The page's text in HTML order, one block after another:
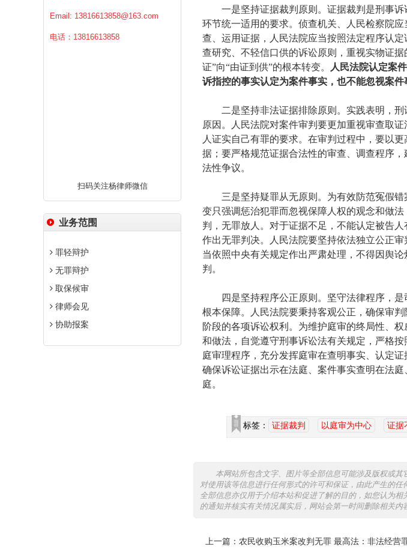
Email: 13816613858@163.com
电话：13816613858
扫码关注杨律师微信
业务范围
罪轻辩护
无罪辩护
取保候审
律师会见
协助报案
一是坚持证据裁判原则。证据裁判是刑事诉
环节统一适用的要求。侦查机关、人民检察院
查、运用证据，人民法院应当按照法定程序认
查研究、不轻信口供的诉讼原则，重视实物证
证”向“由证到供”的根本转变。
人民法院认定案
诉指控的事实认定为案件事实，也不能忽视案件
二是坚持非法证据排除原则。实践表明，刑
原因。人民法院对案件审判要更加重视审查取
人证实自己有罪的要求。在审判过程中，要以
据；要严格规范证据合法性的审查、调查程序
法性争议。
三是坚持疑罪从无原则。为有效防范冤假错
变只强调惩治犯罪而忽视保障人权的观念和做
判，无罪放人。对于证据不足，不能认定被告
作出无罪判决。人民法院要坚持依法独立公正
当依照中央有关规定作出严肃处理，不得因舆
判。
四是坚持程序公正原则。坚守法律程序，是
根本保障。人民法院要秉持客观公正，确保审
阶段的各项诉讼权利。为维护庭审的终局性、
和做法，自觉遵守刑事诉讼法有关规定，严格
庭审理程序，充分发挥庭审在查明事实、认定
确保诉讼证据出示在法庭、案件事实查明在法
庭。
标签： 证据裁判 以庭审为中心 证据
本网站所包含文字、图片等全部信息可能涉及版权或
对使用该等信息进行任何形式的许可和保证，由此产生的
全部信息亦仅用于介绍本站和促进了解的目的，如您认为
的通知并核实有关情况属实后，网站会第一时间删除相关内
上一篇： 农民收购玉米案改判无罪 最高法：非法经营